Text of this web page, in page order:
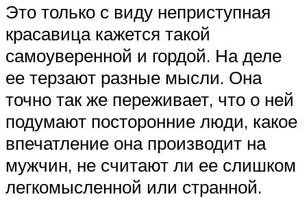
Это только с виду неприступная
красавица кажется такой
самоуверенной и гордой. На деле
ее терзают разные мысли. Она
точно так же переживает, что о ней
подумают посторонние люди, какое
впечатление она производит на
мужчин, не считают ли ее слишком
легкомысленной или странной.